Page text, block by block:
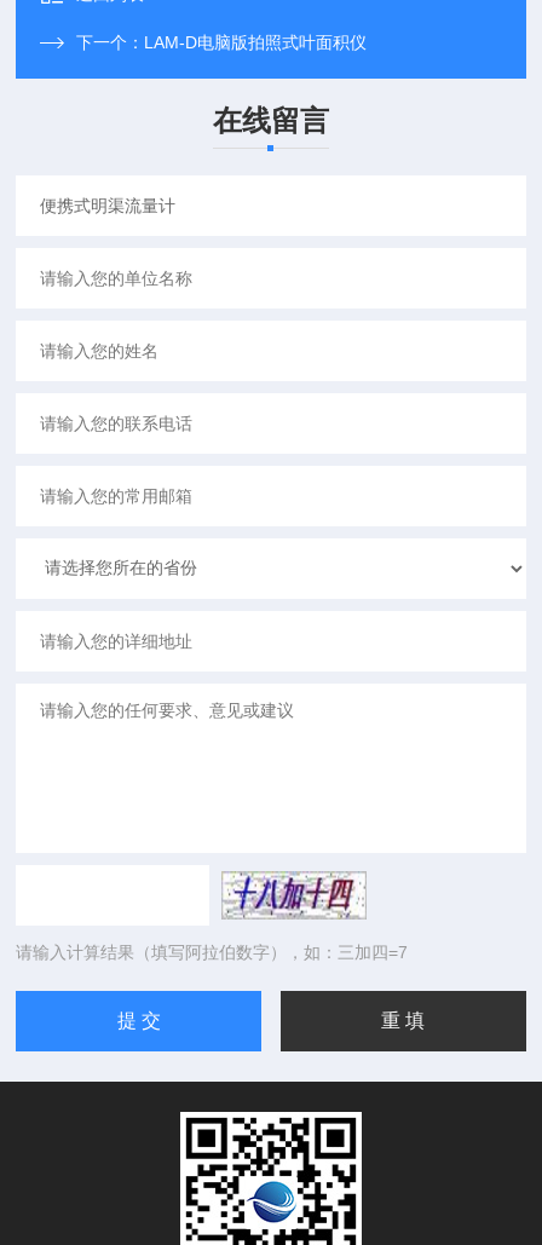
下一个： LAM-D电脑版拍照式叶面积仪
在线留言
请输入计算结果（填写阿拉伯数字），如：三加四=7